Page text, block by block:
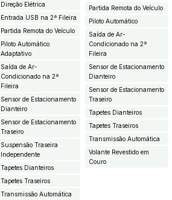
Direção Elétrica
Entrada USB na 2ª Fileira
Partida Remota do Veículo
Piloto Automático
Adaptativo
Saída de Ar-
Condicionado na 2ª
Fileira
Sensor de Estacionamento
Dianteiro
Sensor de Estacionamento
Traseiro
Suspensão Traseira
Independente
Tapetes Dianteiros
Tapetes Traseiros
Transmissão Automática
Partida Remota do Veículo
Piloto Automático
Saída de Ar-
Condicionado na 2ª
Fileira
Sensor de Estacionamento
Dianteiro
Sensor de Estacionamento
Traseiro
Tapetes Dianteiros
Tapetes Traseiros
Transmissão Automática
Volante Revestido em
Couro